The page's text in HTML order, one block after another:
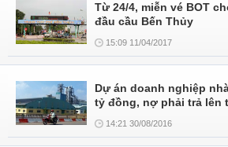
Từ 24/4, miễn vé BOT
đầu cầu Bến Thủy
15:09 11/04/2017
Dự án doanh nghiệp
tỷ đồng, nợ phải trả lên
14:21 30/08/2016